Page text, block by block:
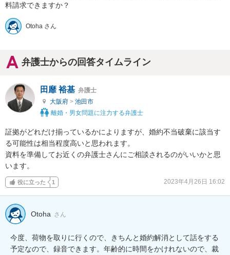
料請求できますか？
Otoha さん
弁護士からの回答タイムライン
田靡 裕基 弁護士
大阪府 > 池田市
離婚・男女問題に注力する弁護士
証拠がどれだけ揃っているかによりますが、婚約不当破棄に該当す
る可能性は相当程度高いと思われます。
資料を準備してお近くの弁護士さんにご相談されるのがいいかと思
います。
役に立った 1 2023年4月26日 16:02
Otoha さん
今度、荷物を取りに行くので、きちんと婚約解消として話をする
予定なので、録音できます。年齢的に時間をかけれないので、裁